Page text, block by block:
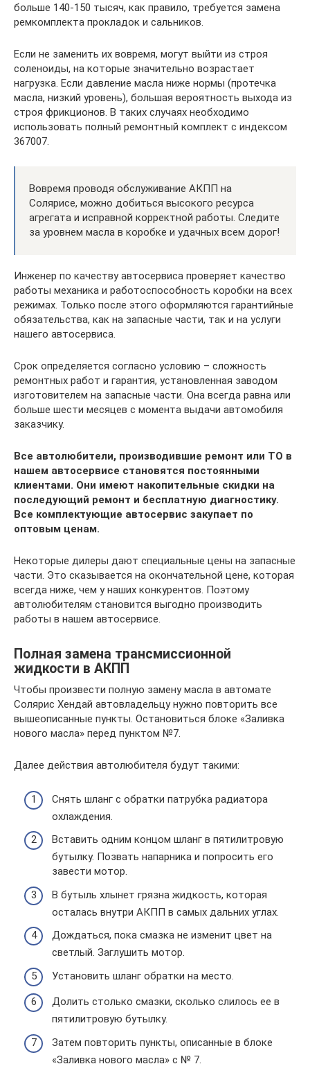
больше 140-150 тысяч, как правило, требуется замена
ремкомплекта прокладок и сальников.
Если не заменить их вовремя, могут выйти из строя
соленоиды, на которые значительно возрастает
нагрузка. Если давление масла ниже нормы (протечка
масла, низкий уровень), большая вероятность выхода из
строя фрикционов. В таких случаях необходимо
использовать полный ремонтный комплект с индексом
367007.
Вовремя проводя обслуживание АКПП на
Солярисе, можно добиться высокого ресурса
агрегата и исправной корректной работы. Следите
за уровнем масла в коробке и удачных всем дорог!
Инженер по качеству автосервиса проверяет качество
работы механика и работоспособность коробки на всех
режимах. Только после этого оформляются гарантийные
обязательства, как на запасные части, так и на услуги
нашего автосервиса.
Срок определяется согласно условию – сложность
ремонтных работ и гарантия, установленная заводом
изготовителем на запасные части. Она всегда равна или
больше шести месяцев с момента выдачи автомобиля
заказчику.
Все автолюбители, производившие ремонт или ТО в
нашем автосервисе становятся постоянными
клиентами. Они имеют накопительные скидки на
последующий ремонт и бесплатную диагностику.
Все комплектующие автосервис закупает по
оптовым ценам.
Некоторые дилеры дают специальные цены на запасные
части. Это сказывается на окончательной цене, которая
всегда ниже, чем у наших конкурентов. Поэтому
автолюбителям становится выгодно производить
работы в нашем автосервисе.
Полная замена трансмиссионной
жидкости в АКПП
Чтобы произвести полную замену масла в автомате
Солярис Хендай автовладельцу нужно повторить все
вышеописанные пункты. Остановиться блоке «Заливка
нового масла» перед пунктом №7.
Далее действия автолюбителя будут такими:
Снять шланг с обратки патрубка радиатора
охлаждения.
Вставить одним концом шланг в пятилитровую
бутылку. Позвать напарника и попросить его
завести мотор.
В бутыль хлынет грязна жидкость, которая
осталась внутри АКПП в самых дальних углах.
Дождаться, пока смазка не изменит цвет на
светлый. Заглушить мотор.
Установить шланг обратки на место.
Долить столько смазки, сколько слилось ее в
пятилитровую бутылку.
Затем повторить пункты, описанные в блоке
«Заливка нового масла» с № 7.